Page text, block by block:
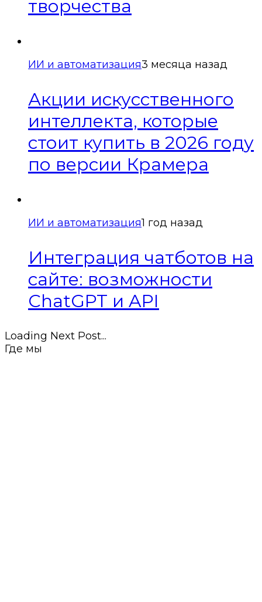
творчества
ИИ и автоматизация3 месяца назад
Акции искусственного
интеллекта, которые
стоит купить в 2026 году
по версии Крамера
ИИ и автоматизация1 год назад
Интеграция чатботов на
сайте: возможности
ChatGPT и API
Loading Next Post...
Где мы